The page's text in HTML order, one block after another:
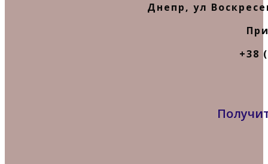
Днепр, ул
+38